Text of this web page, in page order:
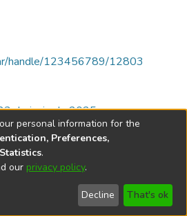
handle/123456789/12803
de junio de 2025
Nacional de Córdoba
personal information for the
Preferences,
.
our privacy policy.
Decline That's ok